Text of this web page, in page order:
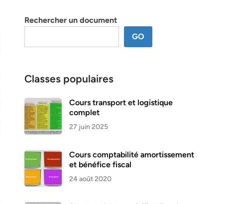
Rechercher un document
GO
Classes populaires
Cours transport et logistique
complet
27 juin 2025
Cours comptabilité amortissement
et bénéfice fiscal
24 août 2020